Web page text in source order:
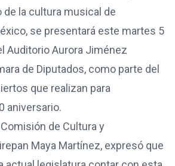
la cultura musical de
se presentará este martes 5
Auditorio Aurora Jiménez
de Diputados, como parte del
que realizan para
aniversario.
de Cultura y
Maya Martínez, expresó que